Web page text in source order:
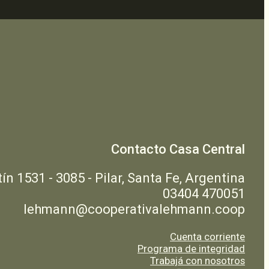
Contacto Casa Central
1531 - 3085 - Pilar, Santa Fe, Argentina
03404 470051
lehmann@cooperativalehmann.coop
Cuenta corriente
Programa de integridad
Trabajá con nosotros